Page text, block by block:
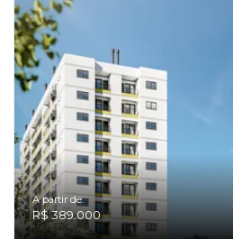
A partir de:
R$ 389.000